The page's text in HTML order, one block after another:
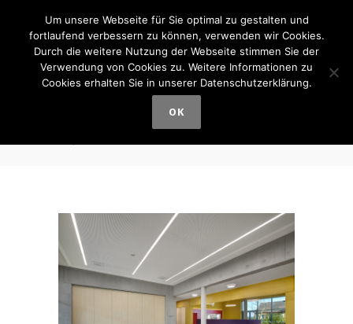
Grundschule
Pyrbaum
Um unsere Webseite für Sie optimal zu gestalten und
fortlaufend verbessern zu können, verwenden wir Cookies.
Durch die weitere Nutzung der Webseite stimmen Sie der
Verwendung von Cookies zu. Weitere Informationen zu
Cookies erhalten Sie in unserer Datenschutzerklärung.
OK